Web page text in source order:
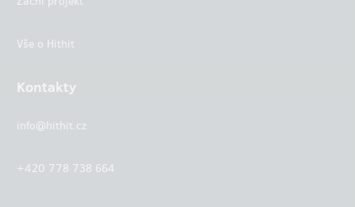
Vše o Hithit
Kontakty
info@hithit.cz
+420 778 738 664